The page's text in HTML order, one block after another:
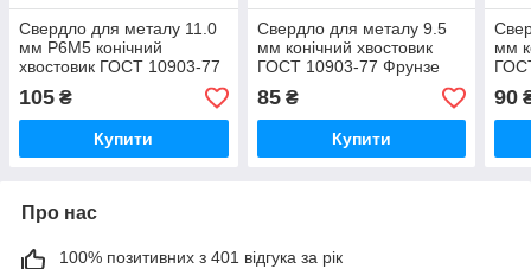
Свердло для металу 11.0
мм Р6М5 конічний
хвостовик ГОСТ 10903-77
Фрунзе
105 ₴
Купити
Свердло для металу 9.5
мм конічний хвостовик
ГОСТ 10903-77 Фрунзе
85₴
Купити
мм
90
Про нас
100% позитивних з 401 відгука за рік